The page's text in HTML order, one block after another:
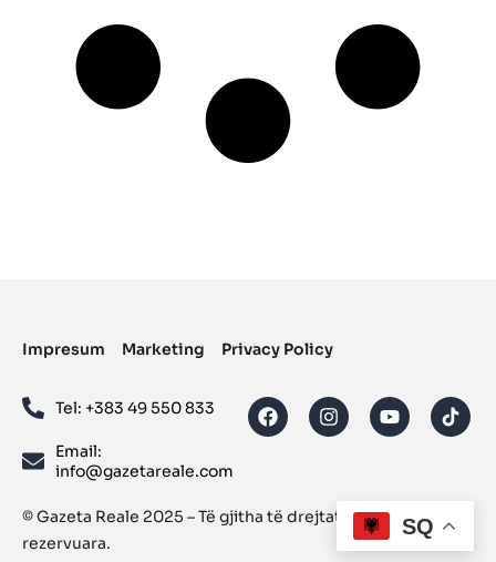
Impresum Marketing Privacy Policy
Tel: ‪+383 49 550 833‬
Email:
info@gazetareale.com
© Gazeta Reale 2025 – Të gjitha të drejtat janë të
rezervuara.
SQ